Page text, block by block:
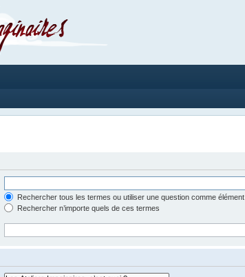
Rechercher tous les termes ou utiliser une question comme élément
Rechercher n’importe quels de ces termes